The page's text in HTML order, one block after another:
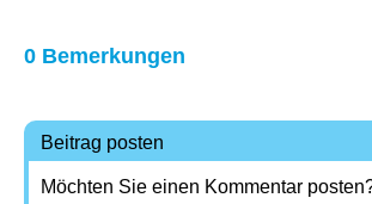
0 Bemerkungen
Beitrag posten
Möchten Sie einen Kommentar